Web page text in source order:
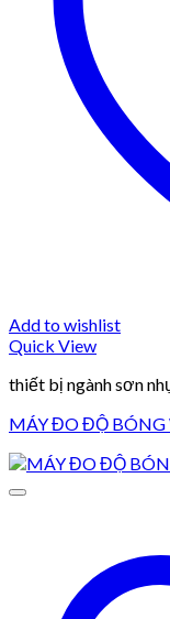
Add to wishlist
Quick View
thiết bị ngành sơn
MÁY ĐO ĐỘ BÓNG